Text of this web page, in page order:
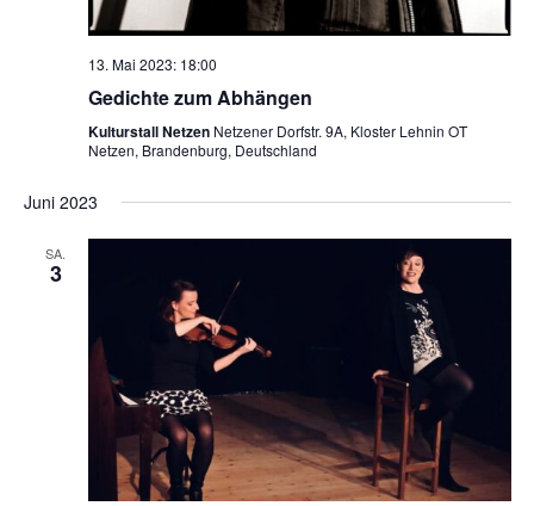
13. Mai 2023: 18:00
Gedichte zum Abhängen
Kulturstall Netzen Netzener Dorfstr. 9A, Kloster Lehnin OT
Netzen, Brandenburg, Deutschland
Juni 2023
SA.
3